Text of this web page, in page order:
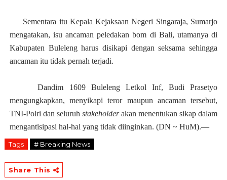
Sementara itu Kepala Kejaksaan Negeri Singaraja, Sumarjo
mengatakan, isu ancaman peledakan bom di Bali, utamanya di
Kabupaten Buleleng harus disikapi dengan seksama sehingga
ancaman itu tidak pernah terjadi.
Dandim 1609 Buleleng Letkol Inf, Budi Prasetyo
mengungkapkan, menyikapi teror maupun ancaman tersebut,
TNI-Polri dan seluruh stakeholderakan menentukan sikap dalam
mengantisipasi hal-hal yang tidak diinginkan. (DN ~ HuM).—
Tags # Breaking News
Share This